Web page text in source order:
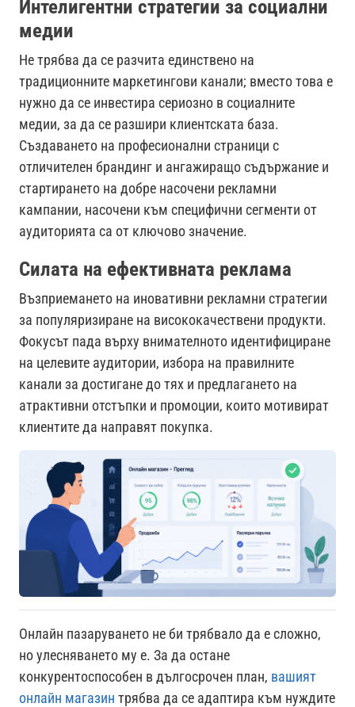
Интелигентни стратегии за социални
медии
Не трябва да се разчита единствено на
традиционните маркетингови канали; вместо това е
нужно да се инвестира сериозно в социалните
медии, за да се разшири клиентската база.
Създаването на професионални страници с
отличителен брандинг и ангажиращо съдържание и
стартирането на добре насочени рекламни
кампании, насочени към специфични сегменти от
аудиторията са от ключово значение.
Силата на ефективната реклама
Възприемането на иновативни рекламни стратегии
за популяризиране на висококачествени продукти.
Фокусът пада върху внимателното идентифициране
на целевите аудитории, избора на правилните
канали за достигане до тях и предлагането на
атрактивни отстъпки и промоции, които мотивират
клиентите да направят покупка.
Онлайн пазаруването не би трябвало да е сложно,
но улесняването му е. За да остане
конкурентоспособен в дългосрочен план, вашият
онлайн магазин трябва да се адаптира към нуждите